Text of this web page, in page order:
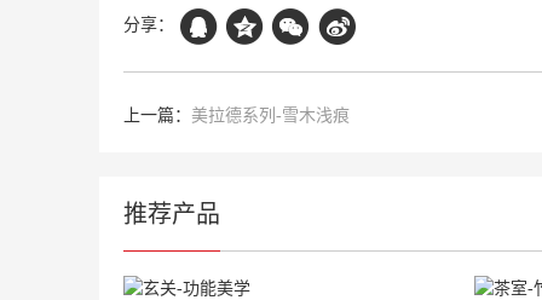
分享：
上一篇： 美拉德系列-雪木浅痕
推荐产品